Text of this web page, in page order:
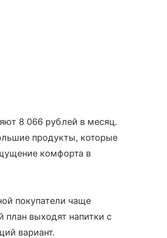
8 066 рублей в месяц.
продукты, которые
комфорта в
покупатели чаще
выходят напитки с
вариант.